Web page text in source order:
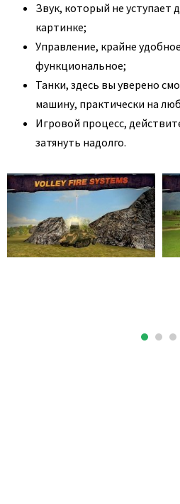
Звук, который не уступает
картинке;
Управление, крайне
функциональное;
Танки, здесь вы уверено
машину, практически на
Игровой процесс,
затянуть надолго.